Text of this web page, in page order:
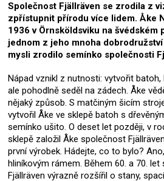
Společnost Fjällräven se zrodila z
zpřístupnit přírodu více lidem. Åke
1936 v Örnsköldsviku na
jednom z jeho mnoha
mysli zrodilo semínko společnosti
Nápad vznikl z nutnosti: vytvořit batoh,
ale pohodlně seděl na zádech. Åke
nějaký způsob. S matčiným šicím
vytvořil Åke ve sklepě batoh s
semínko ušito. O deset let později, v
sklepě založil Åke společnost
první výrobek. Hádejte, co to bylo?
hliníkovým rámem. Během 60. a 70.
Fjällräven výrazně rozšířil o stany,